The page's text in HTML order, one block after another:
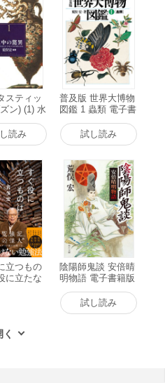
スティッ
ン) (1) 水
電子書籍
読み
普及版 世界大博物
図鑑 1 蟲類 電子書
籍版
試し読み
立つもの
に立たな
陰陽師鬼談 安倍晴
明物語 電子書籍版
試し読み